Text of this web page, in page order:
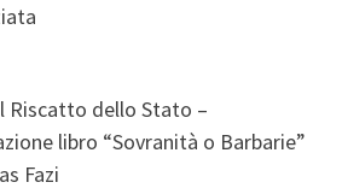
Riscatto dello Stato –
libro “Sovranità o Barbarie”
Fazi